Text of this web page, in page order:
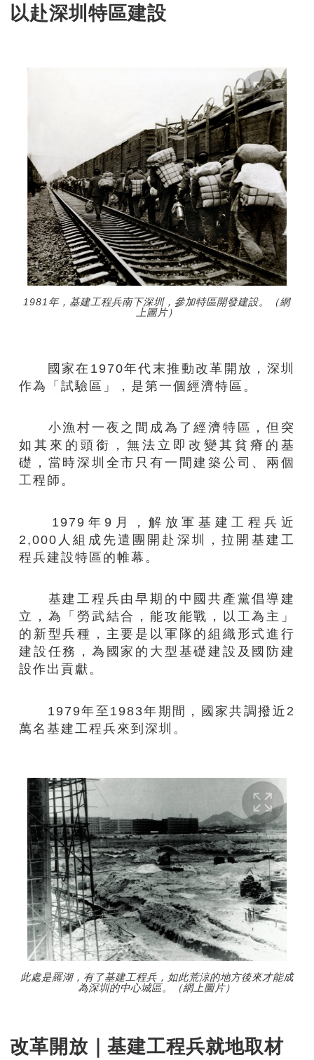
以赴深圳特區建設
1981年，基建工程兵南下深圳，參加特區開發建設。（網
上圖片）
國家在1970年代末推動改革開放，深圳
作為「試驗區」，是第一個經濟特區。
小漁村一夜之間成為了經濟特區，但突
如其來的頭銜，無法立即改變其貧瘠的基
礎，當時深圳全市只有一間建築公司、兩個
工程師。
1979年9月，解放軍基建工程兵近
2,000人組成先遣團開赴深圳，拉開基建工
程兵建設特區的帷幕。
基建工程兵由早期的中國共產黨倡導建
立，為「勞武結合，能攻能戰，以工為主」
的新型兵種，主要是以軍隊的組織形式進行
建設任務，為國家的大型基礎建設及國防建
設作出貢獻。
1979年至1983年期間，國家共調撥近2
萬名基建工程兵來到深圳。
此處是羅湖，有了基建工程兵，如此荒涼的地方後來才能成
為深圳的中心城區。（網上圖片）
改革開放｜基建工程兵就地取材